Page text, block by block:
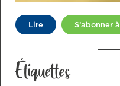
Lire S’abonner
Étiquettes